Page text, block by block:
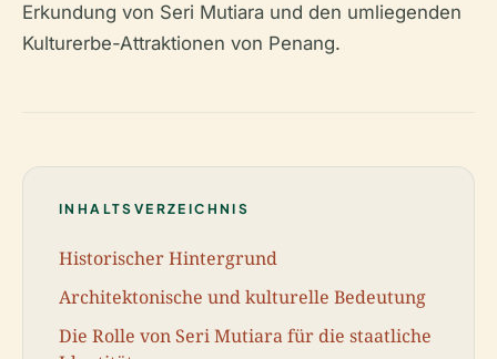
Erkundung von Seri Mutiara und den umliegenden
Kulturerbe-Attraktionen von Penang.
INHALTSVERZEICHNIS
Historischer Hintergrund
Architektonische und kulturelle Bedeutung
Die Rolle von Seri Mutiara für die staatliche